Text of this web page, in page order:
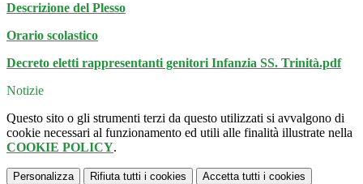
Descrizione del Plesso
Orario scolastico
Decreto eletti rappresentanti genitori Infanzia SS. Trinità.pdf
Notizie
Questo sito o gli strumenti terzi da questo utilizzati si avvalgono di
cookie necessari al funzionamento ed utili alle finalità illustrate nella
COOKIE POLICY.
Personalizza Rifiuta tutti i cookies Accetta tutti i cookies